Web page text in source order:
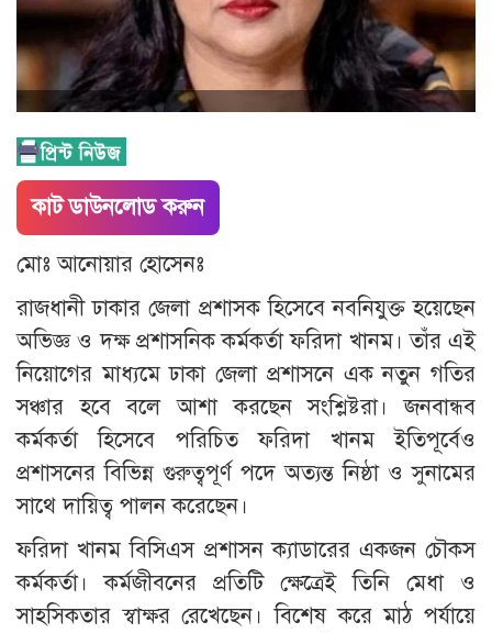
কাট ডাউনলোড করুন
মোঃ আনোয়ার হোসেনঃ
রাজধানী ঢাকার জেলা প্রশাসক হিসেবে নবনিযুক্ত হয়েছেন
অভিজ্ঞ ও দক্ষ প্রশাসনিক কর্মকর্তা ফরিদা খানম। তাঁর এই
নিয়োগের মাধ্যমে ঢাকা জেলা প্রশাসনে এক নতুন গতির
সঞ্চার হবে বলে আশা করছেন সংশ্লিষ্টরা। জনবান্ধব
কর্মকর্তা হিসেবে পরিচিত ফরিদা খানম ইতিপূর্বেও
প্রশাসনের বিভিন্ন গুরুত্বপূর্ণ পদে অত্যন্ত নিষ্ঠা ও সুনামের
সাথে দায়িত্ব পালন করেছেন।
​ফরিদা খানম বিসিএস প্রশাসন ক্যাডারের একজন চৌকস
কর্মকর্তা। কর্মজীবনের প্রতিটি ক্ষেত্রেই তিনি মেধা ও
সাহসিকতার স্বাক্ষর রেখেছেন। বিশেষ করে মাঠ পর্যায়ে